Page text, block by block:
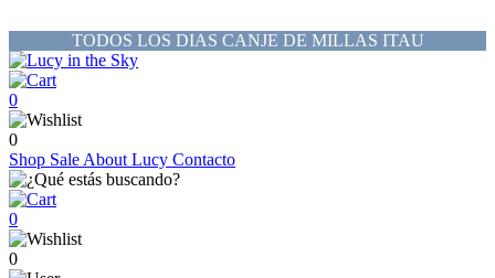
TODOS LOS DIAS CANJE DE MILLAS ITAU
0
0
Shop Sale About Lucy Contacto
0
0